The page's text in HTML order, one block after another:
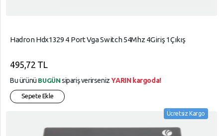
Hadron Hdx1329 4 Port Vga Switch 54Mhz 4Giriş 1Çıkış
495,72 TL
Bu ürünü BUGÜN sipariş verirsenizYARIN kargoda!
Sepete Ekle
Ücretsiz Kargo